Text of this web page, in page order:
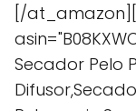
[/
Secador Pelo